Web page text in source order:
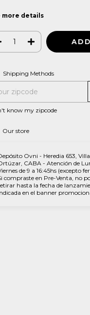
more details
for zipcode:
Shipping Methods
know my zipcode
Our store
Ovni - Heredia 653, Villa
CABA - Atención de
de 9 a 16:45hs (excepto
compraste en Pre-Venta, no
hasta la fecha de
en el banner